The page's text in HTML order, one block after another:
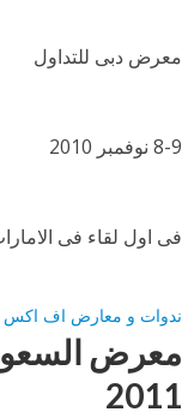
معرض دبى للتداول
8-9 نوفمبر 2010
فى اول لقاء فى
ندوات و معارض اف اكس
معرض
2011